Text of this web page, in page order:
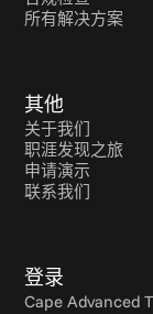
所有解决方案
其他
关于我们
职涯发现之旅
申请演示
联系我们
登录
Cape Advanced